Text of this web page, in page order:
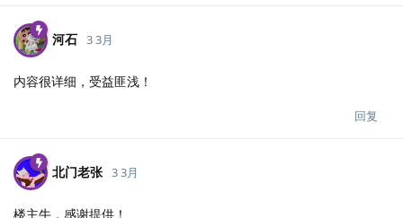
河石 3 3月
内容很详细，受益匪浅！
回复
北门老张 3 3月
楼主牛，感谢提供！